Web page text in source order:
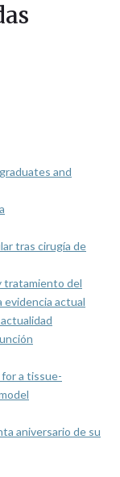
and
tras cirugía de
tratamiento del
evidencia actual
a tissue-
aniversario de su